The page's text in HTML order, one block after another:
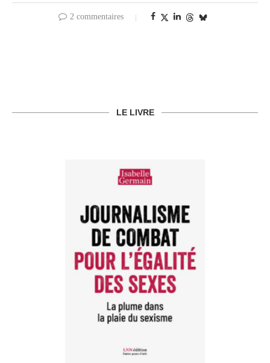
2 commentaires
LE LIVRE